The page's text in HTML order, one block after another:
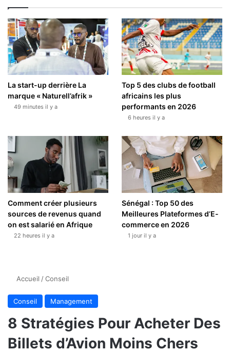
La start-up derrière La
marque « Naturell’afrik »
49 minutes il y a
Top 5 des clubs de football
africains les plus
performants en 2026
6 heures il y a
Comment créer plusieurs
sources de revenus quand
on est salarié en Afrique
22 heures il y a
Sénégal : Top 50 des
Meilleures Plateformes d’E-
commerce en 2026
1 jour il y a